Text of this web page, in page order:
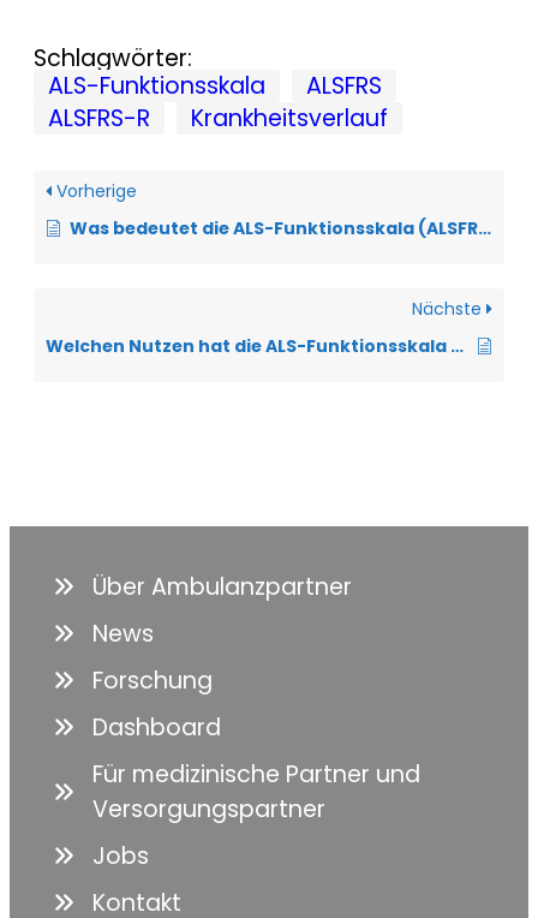
Schlagwörter:
ALS-Funktionsskala
ALSFRS
ALSFRS-R
Krankheitsverlauf
Vorherige
Was bedeutet die ALS-Funktionsskala (ALSFRS-R)?
Nächste
Welchen Nutzen hat die ALS-Funktionsskala aus Patienten-Perspektive?
Über Ambulanzpartner
News
Forschung
Dashboard
Für medizinische Partner und
Versorgungspartner
Jobs
Kontakt